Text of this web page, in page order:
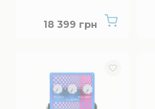
18 399 грнНет в наличии